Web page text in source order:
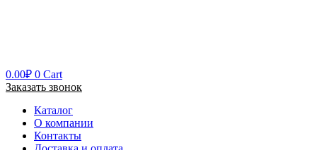
0.00₽ 0 Cart
Заказать звонок
Каталог
О компании
Контакты